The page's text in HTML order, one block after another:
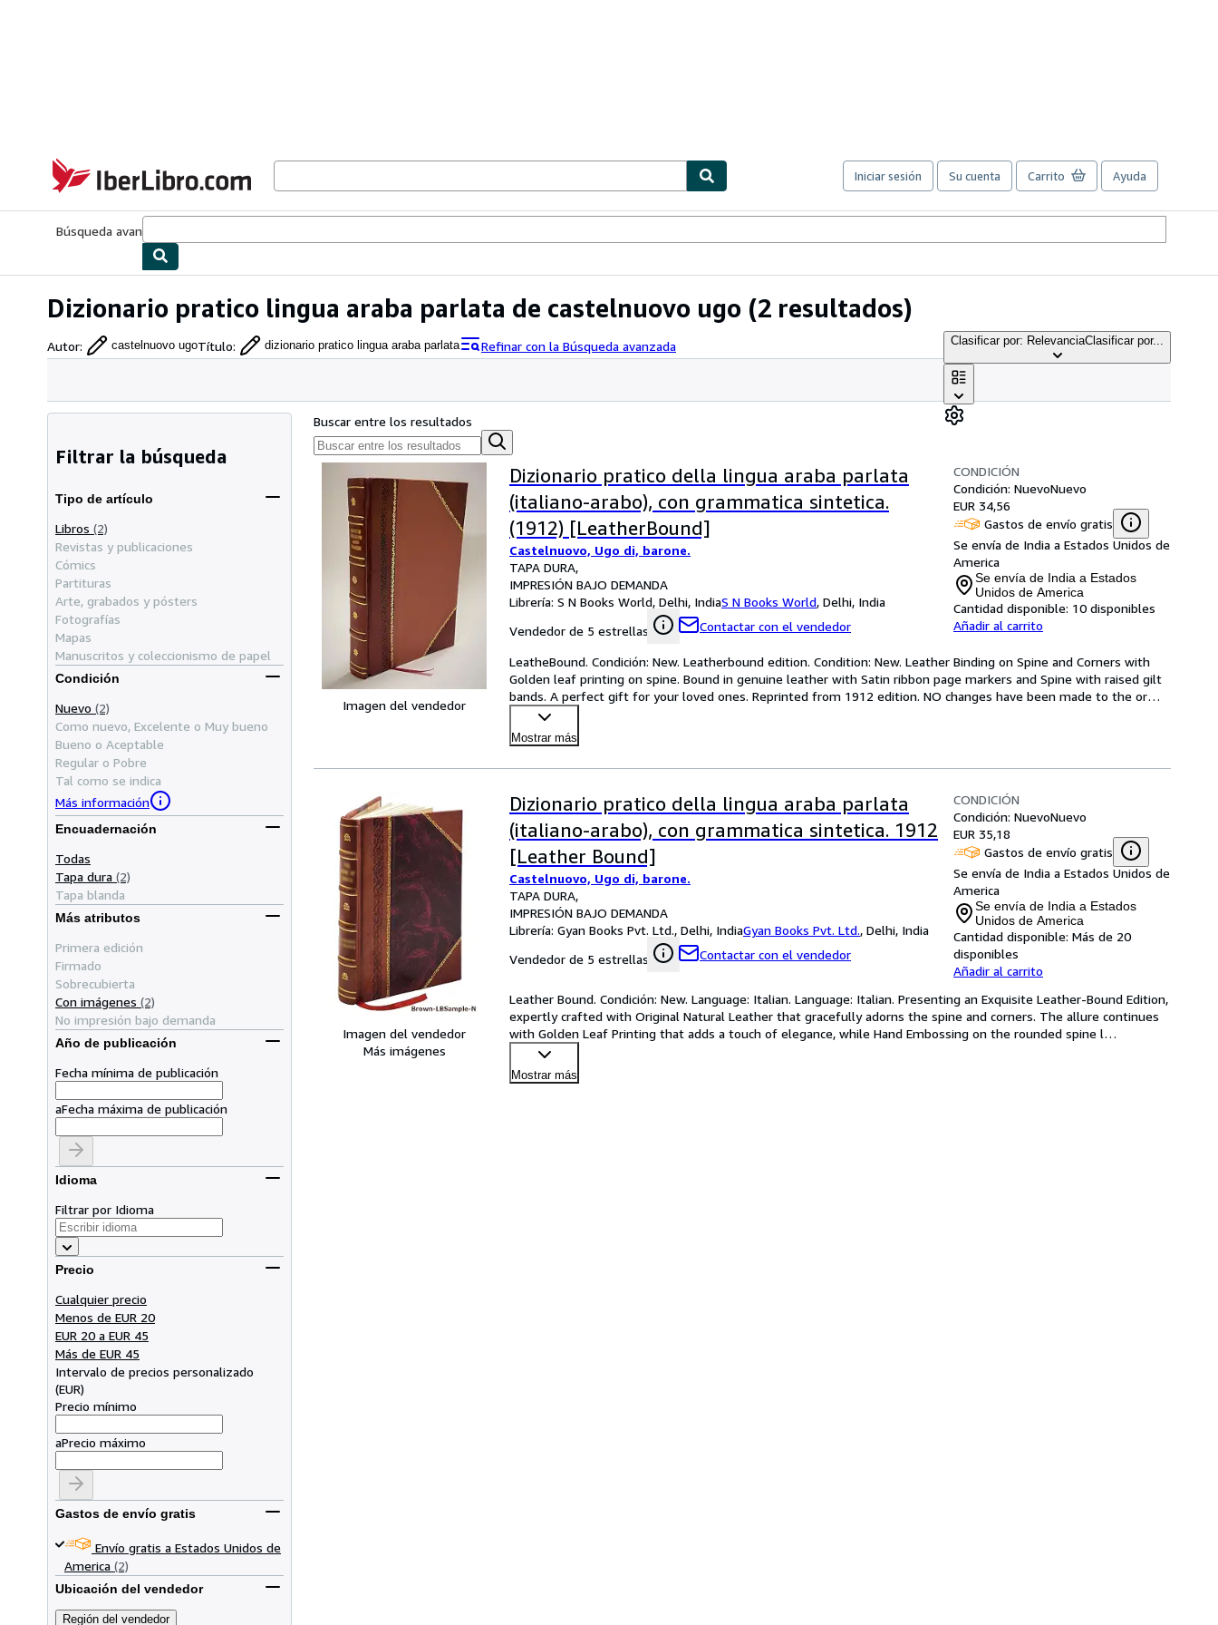
IberLibro.com
Iniciar sesión Su cuenta Carrito Ayuda
Búsqueda avanzada
Dizionario pratico lingua araba parlata de castelnuovo ugo (2 resultados)
Autor: castelnuovo ugoTítulo: dizionario pratico lingua araba parlata Refinar con la Búsqueda avanzada Clasificar por: RelevanciaClasificar por...
Filtrar la búsqueda
Tipo de artículo
Libros (2)
Revistas y publicaciones
Cómics
Partituras
Arte, grabados y pósters
Fotografías
Mapas
Manuscritos y coleccionismo de papel
Condición
Nuevo (2)
Como nuevo, Excelente o Muy bueno
Bueno o Aceptable
Regular o Pobre
Tal como se indica
Más información
Encuadernación
Todas
Tapa dura (2)
Tapa blanda
Más atributos
Primera edición
Firmado
Sobrecubierta
Con imágenes (2)
No impresión bajo demanda
Año de publicación
Fecha mínima de publicación
aFecha máxima de publicación
Idioma
Filtrar por Idioma
Precio
Cualquier precio
Menos de EUR 20
EUR 20 a EUR 45
Más de EUR 45
Intervalo de precios personalizado
(EUR)
Precio mínimo
aPrecio máximo
Gastos de envío gratis
Envío gratis a Estados Unidos de
America (2)
Ubicación del vendedor
Región del vendedor
Buscar entre los resultados
Imagen del vendedor
Dizionario pratico della lingua araba parlata
(italiano-arabo), con grammatica sintetica.
(1912) [LeatherBound]
Castelnuovo, Ugo di, barone.
TAPA DURA
IMPRESIÓN BAJO DEMANDA
Librería: S N Books World, Delhi, IndiaS N Books World, Delhi, India
Vendedor de 5 estrellas
Contactar con el vendedor
CONDICIÓN
Condición: NuevoNuevo
EUR 34,56
Gastos de envío gratis
Se envía de India a Estados Unidos de
America
Se envía de India a Estados
Unidos de America
Cantidad disponible: 10 disponibles
Añadir al carrito
LeatheBound. Condición: New. Leatherbound edition. Condition: New. Leather Binding on Spine and Corners with
Golden leaf printing on spine. Bound in genuine leather with Satin ribbon page markers and Spine with raised gilt
bands. A perfect gift for your loved ones. Reprinted from 1912 edition. NO changes have been made to the or…
Mostrar más
Imagen del vendedor
Más imágenes
Dizionario pratico della lingua araba parlata
(italiano-arabo), con grammatica sintetica. 1912
[Leather Bound]
Castelnuovo, Ugo di, barone.
TAPA DURA
IMPRESIÓN BAJO DEMANDA
Librería: Gyan Books Pvt. Ltd., Delhi, IndiaGyan Books Pvt. Ltd., Delhi, India
Vendedor de 5 estrellas
Contactar con el vendedor
CONDICIÓN
Condición: NuevoNuevo
EUR 35,18
Gastos de envío gratis
Se envía de India a Estados Unidos de
America
Se envía de India a Estados
Unidos de America
Cantidad disponible: Más de 20
disponibles
Añadir al carrito
Leather Bound. Condición: New. Language: Italian. Language: Italian. Presenting an Exquisite Leather-Bound Edition,
expertly crafted with Original Natural Leather that gracefully adorns the spine and corners. The allure continues
with Golden Leaf Printing that adds a touch of elegance, while Hand Embossing on the rounded spine l…
Mostrar más